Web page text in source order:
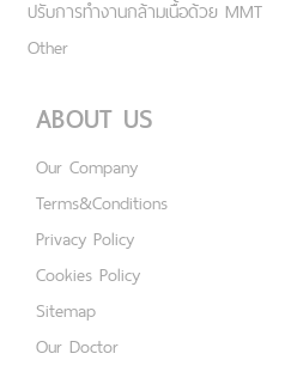
ปรับการทำงานกล้ามเนื้อด้วย MMT
Other
ABOUT US
Our Company
Terms&Conditions
Privacy Policy
Cookies Policy
Sitemap
Our Doctor